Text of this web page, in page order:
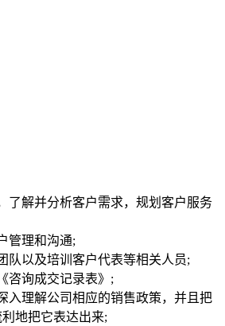
了解并分析客户需求，规划客户服务
管理和沟通;
队以及培训客户代表等相关人员;
咨询成交记录表》;
入理解公司相应的销售政策，并且把
地把它表达出来;